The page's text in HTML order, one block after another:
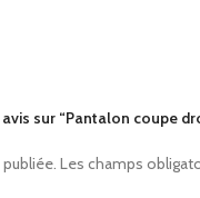
sur “Pantalon coupe
Les champs